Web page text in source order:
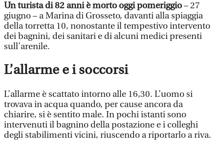
Un turista di 82 anni è morto oggi pomeriggio– 27
giugno – a Marina di Grosseto, davanti alla spiaggia
della torretta 10, nonostante il tempestivo intervento
dei bagnini, dei sanitari e di alcuni medici presenti
sull’arenile.
L’allarme e i soccorsi
L’allarme è scattato intorno alle 16,30. L’uomo si
trovava in acqua quando, per cause ancora da
chiarire, si è sentito male. In pochi istanti sono
intervenuti il bagnino della postazione e i colleghi
degli stabilimenti vicini, riuscendo a riportarlo a riva.